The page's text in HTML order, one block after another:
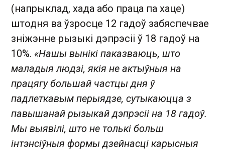
(напрыклад, хада або праца па хаце)
штодня ва ўзросце 12 гадоў забяспечвае
зніжэнне рызыкі дэпрэсіі ў 18 гадоў на
10%. «Нашы вынікі паказваюць, што
маладыя людзі, якія не актыўныя на
працягу большай частцы дня ў
падлеткавым перыядзе, сутыкаюцца з
павышанай рызыкай дэпрэсіі на 18 гадоў.
Мы выявілі, што не толькі больш
інтэнсіўныя формы дзейнасці карысныя